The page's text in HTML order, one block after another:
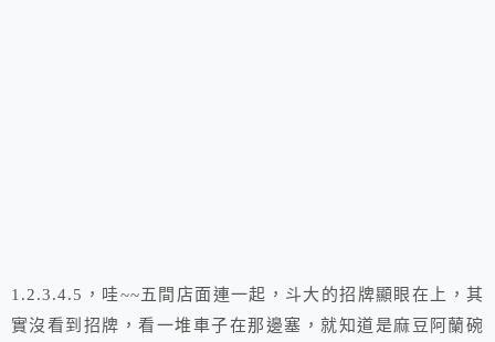
1.2.3.4.5，哇~~五間店面連一起，斗大的招牌顯眼在上，其
實沒看到招牌，看一堆車子在那邊塞，就知道是麻豆阿蘭碗